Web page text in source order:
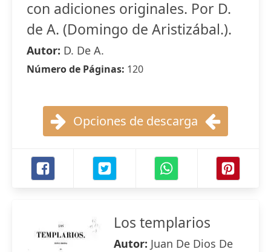
con adiciones originales. Por D.
de A. (Domingo de Aristizábal.).
Autor: D. De A.
Número de Páginas: 120
Opciones de descarga
Los templarios
Autor: Juan De Dios De